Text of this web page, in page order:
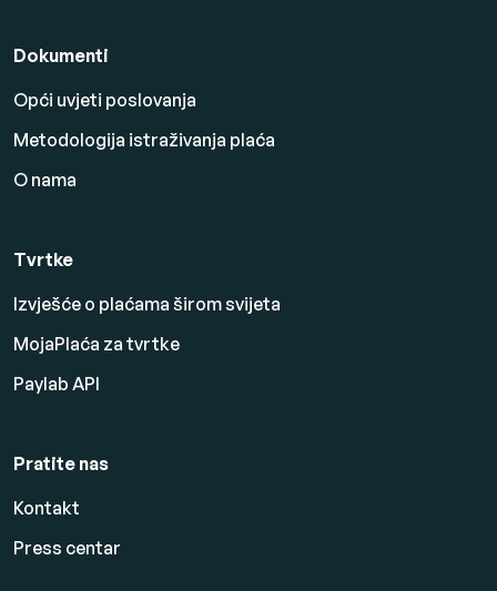
Dokumenti
Opći uvjeti poslovanja
Metodologija istraživanja plaća
O nama
Tvrtke
Izvješće o plaćama širom svijeta
MojaPlaća za tvrtke
Paylab API
Pratite nas
Kontakt
Press centar